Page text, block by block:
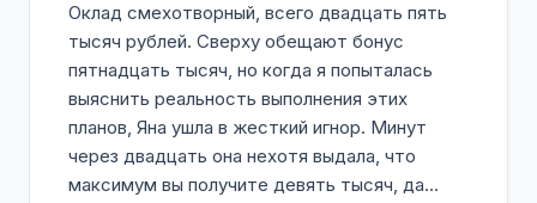
Оклад смехотворный, всего двадцать пять
тысяч рублей. Сверху обещают бонус
пятнадцать тысяч, но когда я попыталась
выяснить реальность выполнения этих
планов, Яна ушла в жесткий игнор. Минут
через двадцать она нехотя выдала, что
максимум вы получите девять тысяч, да...